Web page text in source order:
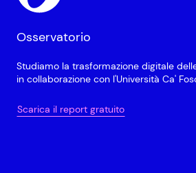
Osservatorio
Studiamo la trasformazione digitale
in collaborazione con l'Università Ca'
Scarica il report gratuito